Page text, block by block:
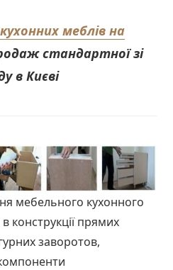
меблів на
стандартної зі
в Києві
мебельного кухонного
конструкції прямих
заворотов,